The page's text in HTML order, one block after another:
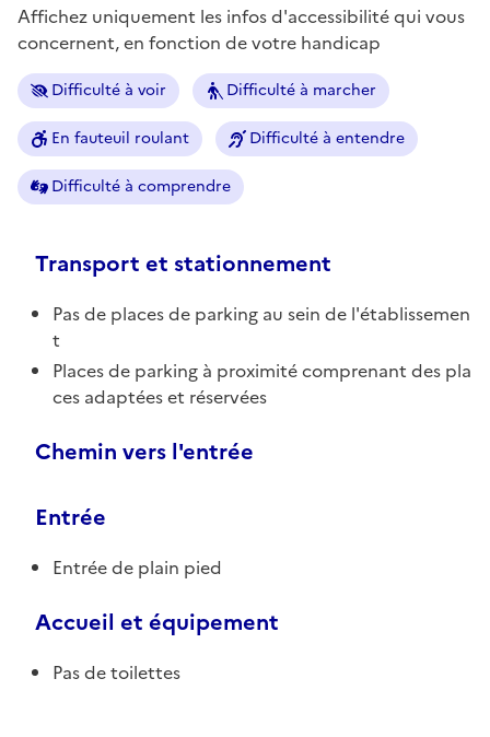
Affichez uniquement les infos d'accessibilité qui vous
concernent, en fonction de votre handicap
Difficulté à voir Difficulté à marcher
En fauteuil roulant Difficulté à entendre
Difficulté à comprendre
Transport et stationnement
Pas de places de parking au sein de l'établissemen
t
Places de parking à proximité comprenant des pla
ces adaptées et réservées
Chemin vers l'entrée
Entrée
Entrée de plain pied
Accueil et équipement
Pas de toilettes